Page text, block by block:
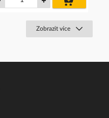
košíku
Zobrazit více